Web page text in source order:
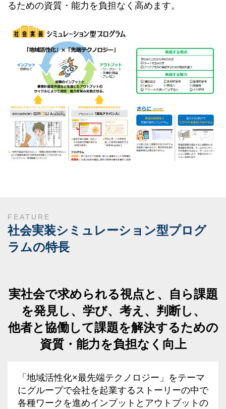
るための資質・能力を負担なく高めます。
FEATURE
社会実装シミュレーション型プログ
ラムの特長
実社会で求められる視点と、自ら課題
を発見し、学び、考え、判断し、
他者と協働して課題を解決するための
資質・能力を負担なく向上
「地域活性化×最先端テクノロジー」をテーマ
にグループで会社を起業するストーリーの中で
各種ワークを進めインプットとアウトプットの